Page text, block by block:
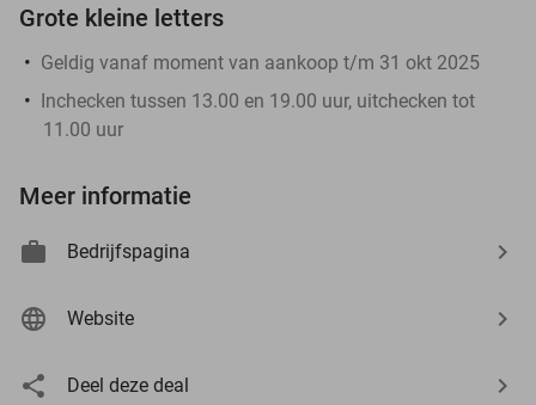
Grote kleine letters
Geldig vanaf moment van aankoop t/m 31 okt 2025
Inchecken tussen 13.00 en 19.00 uur, uitchecken tot
11.00 uur
Meer informatie
Bedrijfspagina
Website
Deel deze deal